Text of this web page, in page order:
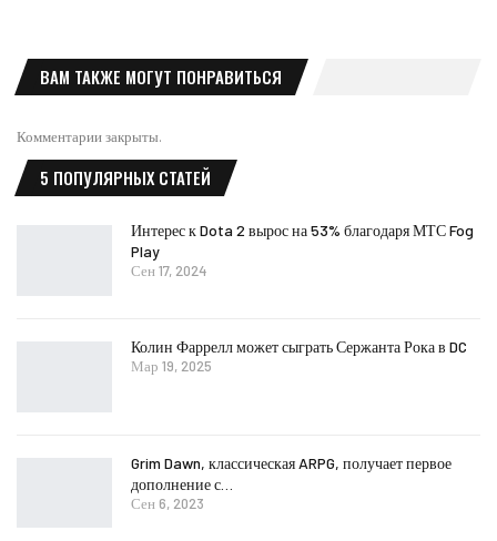
ВАМ ТАКЖЕ МОГУТ ПОНРАВИТЬСЯ
Комментарии закрыты.
5 ПОПУЛЯРНЫХ СТАТЕЙ
Интерес к Dota 2 вырос на 53% благодаря МТС Fog
Play
Сен 17, 2024
Колин Фаррелл может сыграть Сержанта Рока в DC
Мар 19, 2025
Grim Dawn, классическая ARPG, получает первое
дополнение с…
Сен 6, 2023